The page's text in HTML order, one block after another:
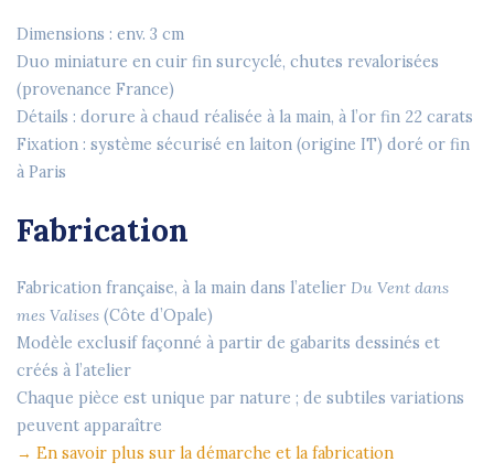
Dimensions : env. 3 cm
Duo miniature en cuir fin surcyclé, chutes revalorisées
(provenance France)
Détails : dorure à chaud réalisée à la main, à l’or fin 22 carats
Fixation : système sécurisé en laiton (origine IT) doré or fin
à Paris
Fabrication
Fabrication française, à la main dans l’atelier Du Vent dans
mes Valises (Côte d’Opale)
Modèle exclusif façonné à partir de gabarits dessinés et
créés à l’atelier
Chaque pièce est unique par nature ; de subtiles variations
peuvent apparaître
→ En savoir plus sur la démarche et la fabrication